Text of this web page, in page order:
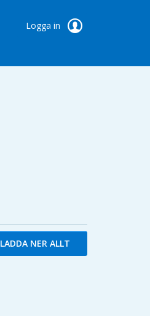
Logga in
LADDA NER ALLT